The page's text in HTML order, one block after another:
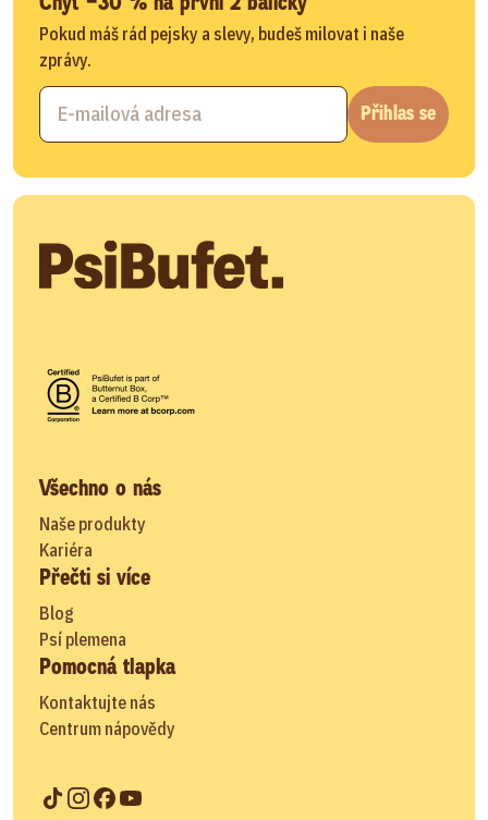
Pokud máš rád pejsky a slevy, budeš milovat i naše
zprávy.
Přihlas se
Všechno o nás
Naše produkty
Kariéra
Přečti si více
Blog
Psí plemena
Pomocná tlapka
Kontaktujte nás
Centrum nápovědy